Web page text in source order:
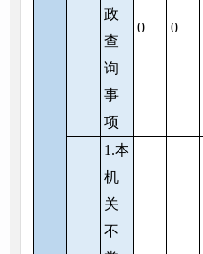
政
查
询
事
项
0 0
1.本
机
关
不